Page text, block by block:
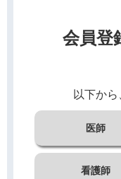
会員登
以下か
医師
看護師